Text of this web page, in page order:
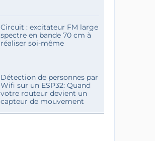
Circuit : excitateur FM large
spectre en bande 70 cm à
réaliser soi-même
Détection de personnes par
Wifi sur un ESP32: Quand
votre routeur devient un
capteur de mouvement